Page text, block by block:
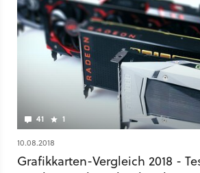
41 1
10.08.2018
Grafikkarten-Vergleich 2018 -